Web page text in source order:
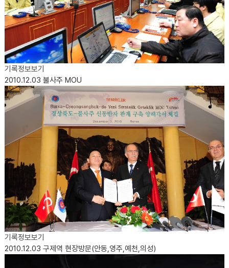
기록정보보기
2010.12.03 불사주 MOU
기록정보보기
2010.12.03 구제역 현장방문(안동,영주,예천,의성)